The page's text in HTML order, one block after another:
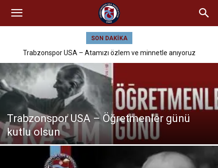
SON DAKIKA
Trabzonspor USA – Atamızı özlem ve minnetle anıyoruz
Trabzonspor USA – Öğretmenler günü
kutlu olsun